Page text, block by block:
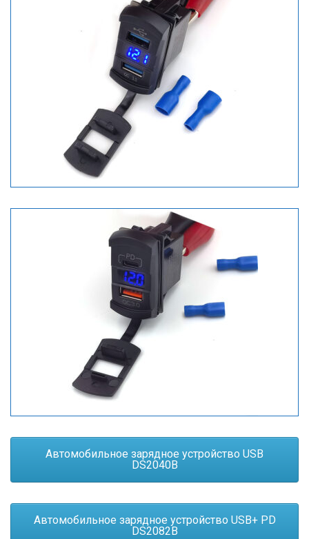
Автомобильное зарядное устройство USB
DS2040B
Автомобильное зарядное устройство USB+ PD
DS2082B